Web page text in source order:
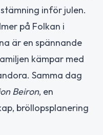
inför julen.
på Folkan i
är en spännande
kämpar med
Samma dag
Beiron, en
bröllopsplanering